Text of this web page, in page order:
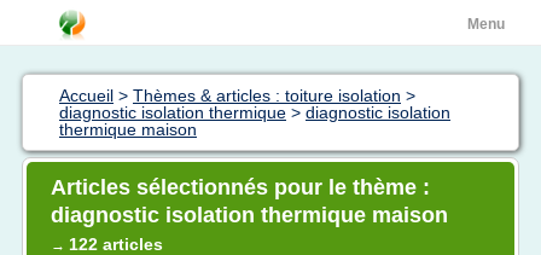
Menu
Accueil > Thèmes & articles : toiture isolation >
diagnostic isolation thermique > diagnostic isolation
thermique maison
Articles sélectionnés pour le thème :
diagnostic isolation thermique maison
→ 122 articles